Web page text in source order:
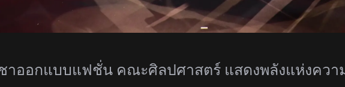
าออกแบบแฟชั่น คณะศิลปศาสตร์ แสดงพลังแห่งควา